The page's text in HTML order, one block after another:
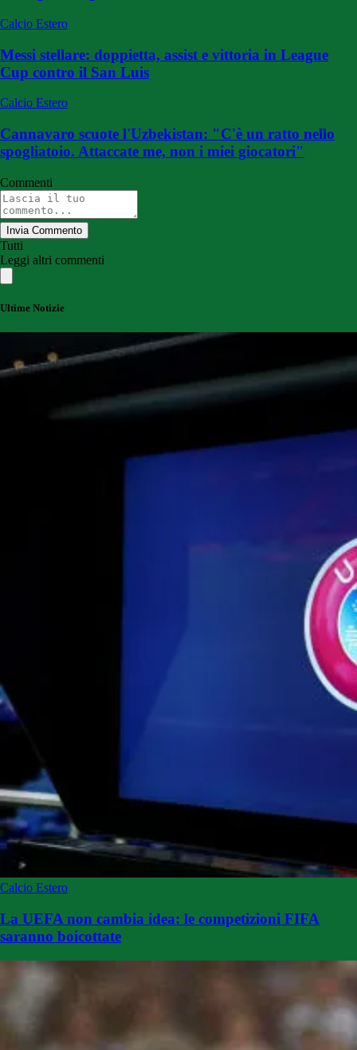
Calcio Estero
Messi stellare: doppietta, assist e vittoria in League
Cup contro il San Luis
Calcio Estero
Cannavaro scuote l'Uzbekistan: "C'è un ratto nello
spogliatoio. Attaccate me, non i miei giocatori"
Commenti
Invia Commento
Tutti
Leggi altri commenti
Ultime Notizie
Calcio Estero
La UEFA non cambia idea: le competizioni FIFA
saranno boicottate